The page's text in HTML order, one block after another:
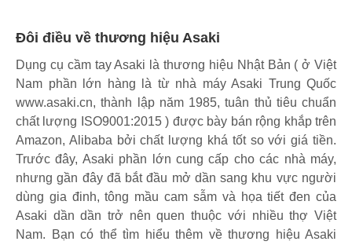
Đôi điều về thương hiệu Asaki
Dụng cụ cầm tay Asaki là thương hiệu Nhật Bản ( ở Việt
Nam phần lớn hàng là từ nhà máy Asaki Trung Quốc
www.asaki.cn, thành lập năm 1985, tuân thủ tiêu chuẩn
chất lượng ISO9001:2015 ) được bày bán rộng khắp trên
Amazon, Alibaba bởi chất lượng khá tốt so với giá tiền.
Trước đây, Asaki phần lớn cung cấp cho các nhà máy,
nhưng gần đây đã bắt đầu mở dần sang khu vực người
dùng gia đinh, tông mầu cam sẫm và họa tiết đen của
Asaki dần dần trở nên quen thuộc với nhiều thợ Việt
Nam. Bạn có thể tìm hiểu thêm về thương hiệu Asaki